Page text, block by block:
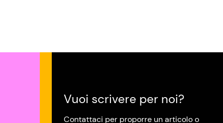
Vuoi scrivere per noi?
Contattaci per proporre un articolo o